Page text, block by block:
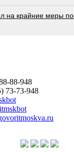
на крайние меры
88-948
73-73-948